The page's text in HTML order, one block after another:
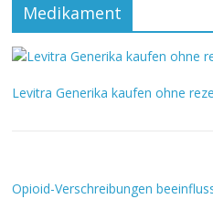
Medikament
Levitra Generika kaufen ohne
Opioid-Verschreibungen